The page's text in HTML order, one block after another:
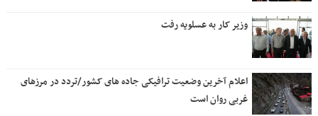
وزیر کار به عسلویه رفت
اعلام آخرین وضعیت ترافیکی جاده های کشور/تردد در مرزهای
غربی روان است